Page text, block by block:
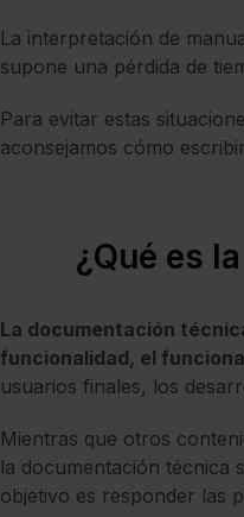
La interpretación de
supone una pérdida de
Para evitar estas
aconsejamos cómo
¿Qué es
La documentación
funcionalidad, el
usuarios finales, los
Mientras que otros
la documentación técnica
objetivo es responder las